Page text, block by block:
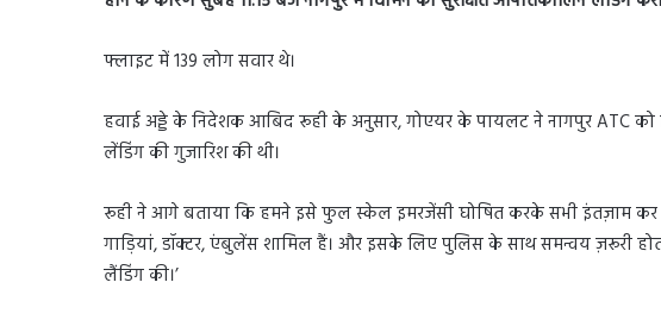
फ्लाइट में 139 लोग सवार थे।
हवाई अड्डे के निदेशक आबिद रूही के अनुसार, गोएयर के पायलट ने नागपुर ATC
लेंडिंग की गुजारिश की थी।
रूही ने आगे बताया कि हमने इसे फुल स्केल इमरजेंसी घोषित करके सभी इंतज़ाम
गाड़ियां, डॉक्टर, एंबुलेंस शामिल हैं। और इसके लिए पुलिस के साथ समन्वय ज़रूरी
लैंडिंग की।’